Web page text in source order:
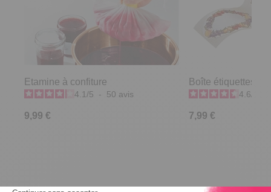
Etamine à confiture
4.1/5 - 50 avis
9,99 €
Boîte étiquettes
4.6/
7,99 €